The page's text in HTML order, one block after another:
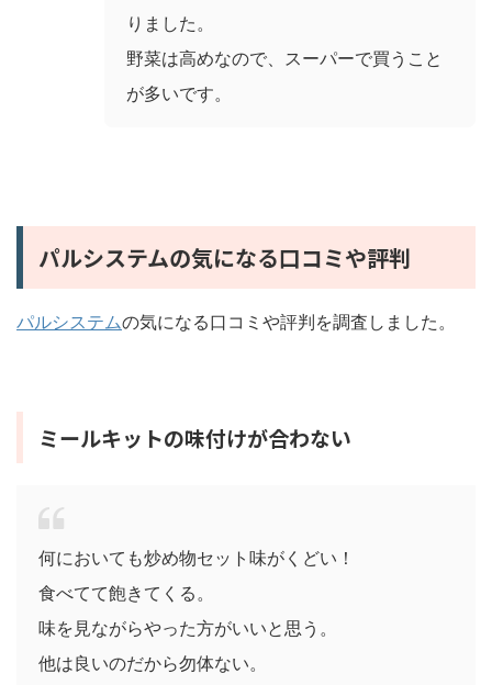
りました。
野菜は高めなので、スーパーで買うこと
が多いです。
パルシステムの気になる口コミや評判
パルシステムの気になる口コミや評判を調査しました。
ミールキットの味付けが合わない
何においても炒め物セット味がくどい！
食べてて飽きてくる。
味を見ながらやった方がいいと思う。
他は良いのだから勿体ない。